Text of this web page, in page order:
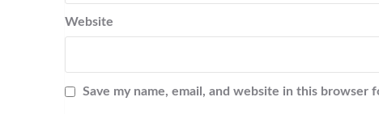
Website
Save my name, email, and website in this browser